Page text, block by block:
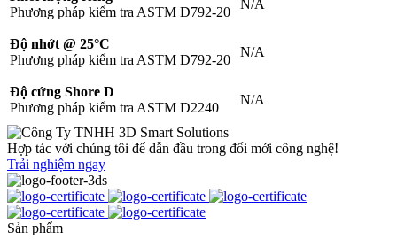
Phương pháp kiểm tra ASTM D792-20
N/A
Độ nhớt @ 25°C
Phương pháp kiểm tra ASTM D792-20
N/A
Độ cứng Shore D
Phương pháp kiểm tra ASTM D2240
N/A
Hợp tác với chúng tôi để dẫn đầu trong đổi mới công nghệ!
Trải nghiệm ngay
Sản phẩm